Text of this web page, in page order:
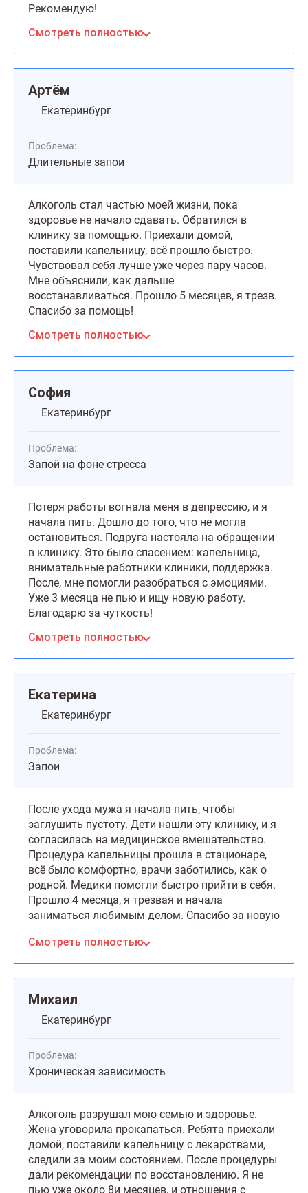
Рекомендую!
Смотреть полностью
Артём
Екатеринбург
Проблема:
Длительные запои
Алкоголь стал частью моей жизни, пока
здоровье не начало сдавать. Обратился в
клинику за помощью. Приехали домой,
поставили капельницу, всё прошло быстро.
Чувствовал себя лучше уже через пару часов.
Мне объяснили, как дальше
восстанавливаться. Прошло 5 месяцев, я трезв.
Спасибо за помощь!
Смотреть полностью
София
Екатеринбург
Проблема:
Запой на фоне стресса
Потеря работы вогнала меня в депрессию, и я
начала пить. Дошло до того, что не могла
остановиться. Подруга настояла на обращении
в клинику. Это было спасением: капельница,
внимательные работники клиники, поддержка.
После, мне помогли разобраться с эмоциями.
Уже 3 месяца не пью и ищу новую работу.
Благодарю за чуткость!
Смотреть полностью
Екатерина
Екатеринбург
Проблема:
Запои
После ухода мужа я начала пить, чтобы
заглушить пустоту. Дети нашли эту клинику, и я
согласилась на медицинское вмешательство.
Процедура капельницы прошла в стационаре,
всё было комфортно, врачи заботились, как о
родной. Медики помогли быстро прийти в себя.
Прошло 4 месяца, я трезвая и начала
заниматься любимым делом. Спасибо за новую
Смотреть полностью
Михаил
Екатеринбург
Проблема:
Хроническая зависимость
Алкоголь разрушал мою семью и здоровье.
Жена уговорила прокапаться. Ребята приехали
домой, поставили капельницу с лекарствами,
следили за моим состоянием. После процедуры
дали рекомендации по восстановлению. Я не
пью уже около 8и месяцев, и отношения с